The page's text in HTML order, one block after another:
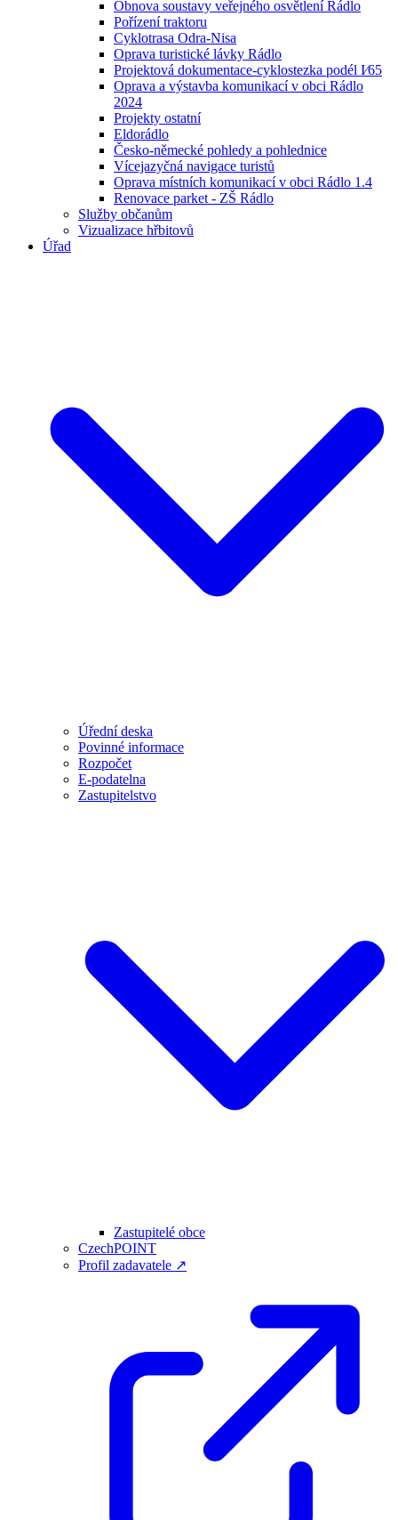
Obnova soustavy veřejného osvětlení Rádlo
Pořízení traktoru
Cyklotrasa Odra-Nisa
Oprava turistické lávky Rádlo
Projektová dokumentace-cyklostezka podél I⁄65
Oprava a výstavba komunikací v obci Rádlo
2024
Projekty ostatní
Eldorádlo
Česko-německé pohledy a pohlednice
Vícejazyčná navigace turistů
Oprava místních komunikací v obci Rádlo 1.4
Renovace parket - ZŠ Rádlo
Služby občanům
Vizualizace hřbitovů
Úřad
Úřední deska
Povinné informace
Rozpočet
E-podatelna
Zastupitelstvo
Zastupitelé obce
CzechPOINT
Profil zadavatele ↗